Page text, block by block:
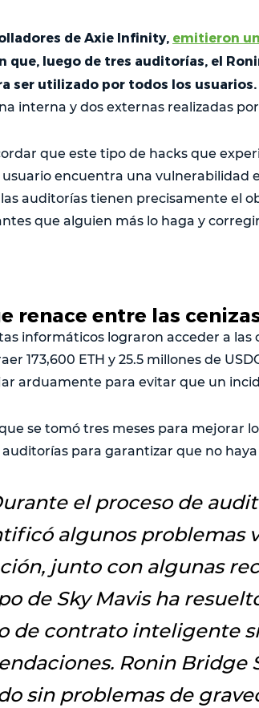
de Axie Infinity, emitieron
que, luego de tres auditorías, el
ser utilizado por todos los usuarios.
interna y dos externas realizadas
que este tipo de hacks que
encuentra una vulnerabilidad
auditorías tienen precisamente el
que alguien más lo haga y
renace entre las
informáticos lograron acceder a las
173,600 ETH y 25.5 millones de
arduamente para evitar que un
se tomó tres meses para mejorar
para garantizar que no
el proceso de
algunos problemas
junto con algunas
de Sky Mavis ha
de contrato inteligente
Ronin Bridge
sin problemas de